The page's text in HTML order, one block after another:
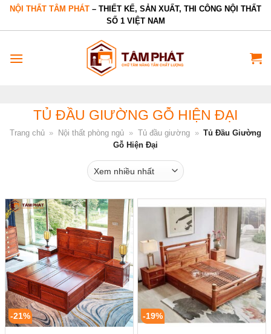
Bỏ
dung
NỘI THẤT TÂM PHÁT – THIẾT KẾ, SẢN XUẤT, THI CÔNG NỘI THẤT
SỐ 1 VIỆT NAM
TỦ ĐẦU GIƯỜNG GỖ HIỆN ĐẠI
Trang chủ » Nội thất phòng ngủ » Tủ đầu giường » Tủ Đầu Giường
Gỗ Hiện Đại
-21% -19%